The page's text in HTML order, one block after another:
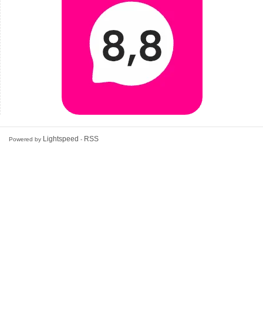
Powered by Lightspeed - RSS